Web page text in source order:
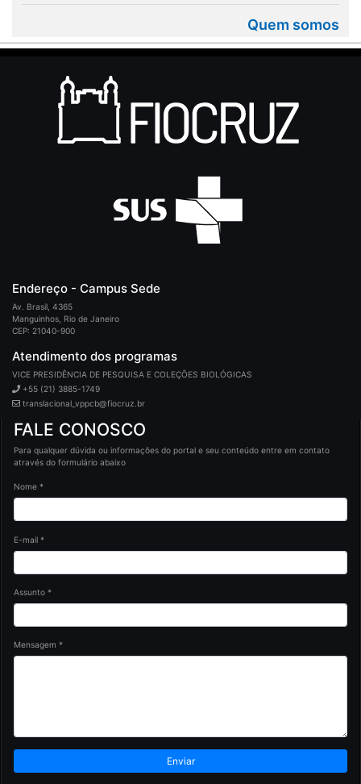
Quem somos
Endereço - Campus Sede
Av. Brasil, 4365
Manguinhos, Rio de Janeiro
CEP: 21040-900
Atendimento dos programas
VICE PRESIDÊNCIA DE PESQUISA E COLEÇÕES BIOLÓGICAS
+55 (21) 3885-1749
translacional_vppcb@fiocruz.br
FALE CONOSCO
Para qualquer dúvida ou informações do portal e seu conteúdo entre em contato
através do formulário abaixo
Nome *
E-mail *
Assunto *
Mensagem *